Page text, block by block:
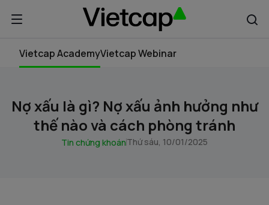
Vietcap AcademyVietcap Webinar
Nợ xấu là gì? Nợ xấu ảnh hưởng như
thế nào và cách phòng tránh
Tin chứng khoánThứ sáu, 10/01/2025